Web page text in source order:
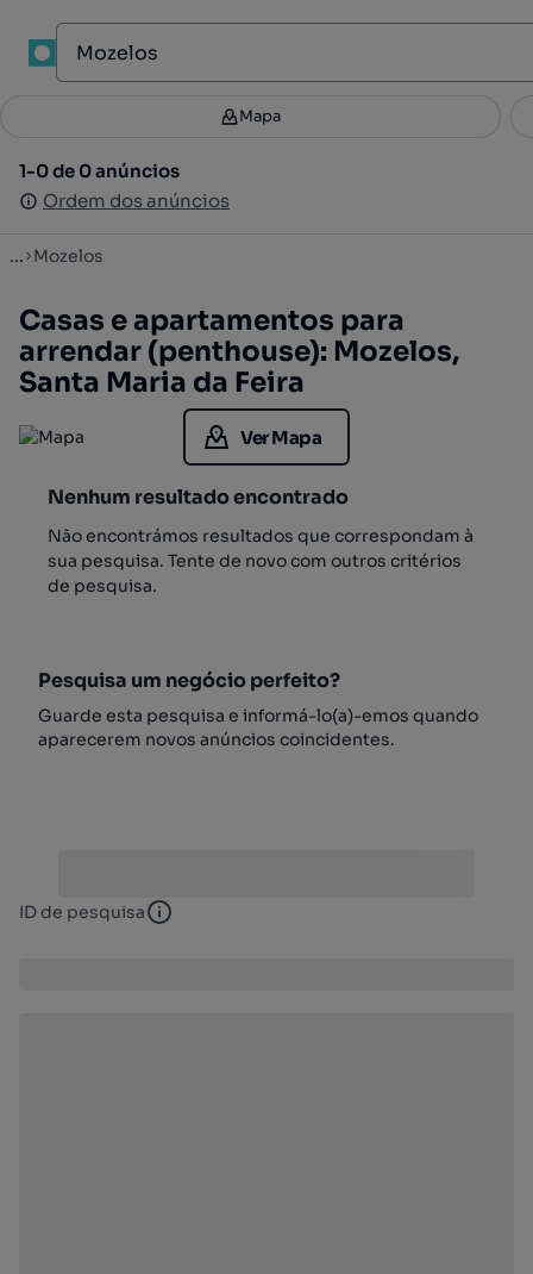
Filtros 3
1-0 de 0 anúncios
Ordem dos anúncios
Mapa
1-0 de 0 anúncios
Ordem dos anúncios
... Mozelos
Casas e apartamentos para
arrendar (penthouse): Mozelos,
Santa Maria da Feira
Ver Mapa
Nenhum resultado encontrado
Não encontrámos resultados que correspondam à
sua pesquisa. Tente de novo com outros critérios
de pesquisa.
Pesquisa um negócio perfeito?
Guarde esta pesquisa e informá-lo(a)-emos quando
aparecerem novos anúncios coincidentes.
ID de pesquisa ID de pesquisa